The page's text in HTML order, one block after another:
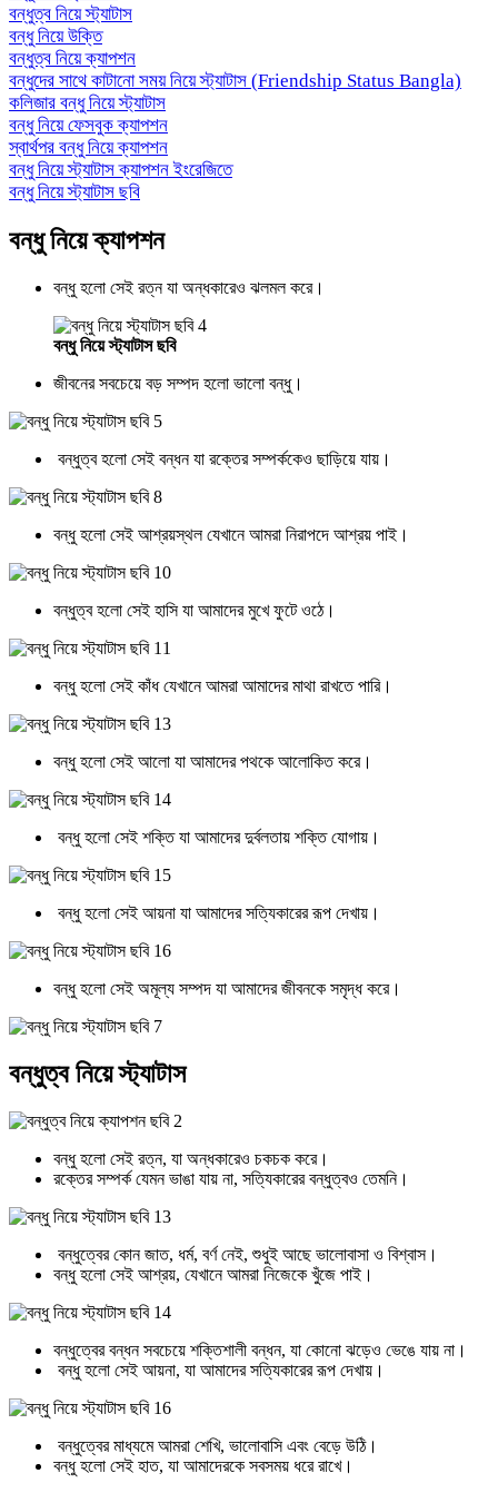
বন্ধুত্ব নিয়ে স্ট্যাটাস
বন্ধু নিয়ে উক্তি
বন্ধুত্ব নিয়ে ক্যাপশন
বন্ধুদের সাথে কাটানো সময় নিয়ে স্ট্যাটাস (Friendship Status Bangla)
কলিজার বন্ধু নিয়ে স্ট্যাটাস
বন্ধু নিয়ে ফেসবুক ক্যাপশন
স্বার্থপর বন্ধু নিয়ে ক্যাপশন
বন্ধু নিয়ে স্ট্যাটাস ক্যাপশন ইংরেজিতে
বন্ধু নিয়ে স্ট্যাটাস ছবি
বন্ধু নিয়ে ক্যাপশন
বন্ধু হলো সেই রত্ন যা অন্ধকারেও ঝলমল করে।
বন্ধু নিয়ে স্ট্যাটাস ছবি
জীবনের সবচেয়ে বড় সম্পদ হলো ভালো বন্ধু।
বন্ধুত্ব হলো সেই বন্ধন যা রক্তের সম্পর্ককেও ছাড়িয়ে যায়।
বন্ধু হলো সেই আশ্রয়স্থল যেখানে আমরা নিরাপদে আশ্রয় পাই।
বন্ধুত্ব হলো সেই হাসি যা আমাদের মুখে ফুটে ওঠে।
বন্ধু হলো সেই কাঁধ যেখানে আমরা আমাদের মাথা রাখতে পারি।
বন্ধু হলো সেই আলো যা আমাদের পথকে আলোকিত করে।
বন্ধু হলো সেই শক্তি যা আমাদের দুর্বলতায় শক্তি যোগায়।
বন্ধু হলো সেই আয়না যা আমাদের সত্যিকারের রূপ দেখায়।
বন্ধু হলো সেই অমূল্য সম্পদ যা আমাদের জীবনকে সমৃদ্ধ করে।
বন্ধুত্ব নিয়ে স্ট্যাটাস
বন্ধু হলো সেই রত্ন, যা অন্ধকারেও চকচক করে।
রক্তের সম্পর্ক যেমন ভাঙা যায় না, সত্যিকারের বন্ধুত্বও তেমনি।
বন্ধুত্বের কোন জাত, ধর্ম, বর্ণ নেই, শুধুই আছে ভালোবাসা ও বিশ্বাস।
বন্ধু হলো সেই আশ্রয়, যেখানে আমরা নিজেকে খুঁজে পাই।
বন্ধুত্বের বন্ধন সবচেয়ে শক্তিশালী বন্ধন, যা কোনো ঝড়েও ভেঙে যায় না।
বন্ধু হলো সেই আয়না, যা আমাদের সত্যিকারের রূপ দেখায়।
বন্ধুত্বের মাধ্যমে আমরা শেখি, ভালোবাসি এবং বেড়ে উঠি।
বন্ধু হলো সেই হাত, যা আমাদেরকে সবসময় ধরে রাখে।